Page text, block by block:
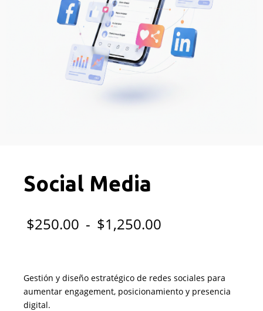
Social Media
$250.00 - $1,250.00
precios:
desde
Gestión y diseño estratégico de redes sociales para
aumentar engagement, posicionamiento y presencia
digital.